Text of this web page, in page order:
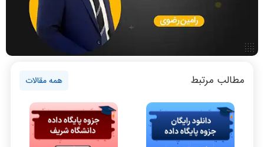
نظر رتبه 8 کنکور 1400
نظر رتبه 2: معماری کامپیوتر و منطقی
نظر رتبه 13 کنکور ارشد کامپیوتر 1401
نظر رتبه 19: تدریس و فن بیان عالی
است
اخبار آزمون ها
برنامه نویسی
سی شارپ
علم داده
مطالب مرتبط همه مقالات